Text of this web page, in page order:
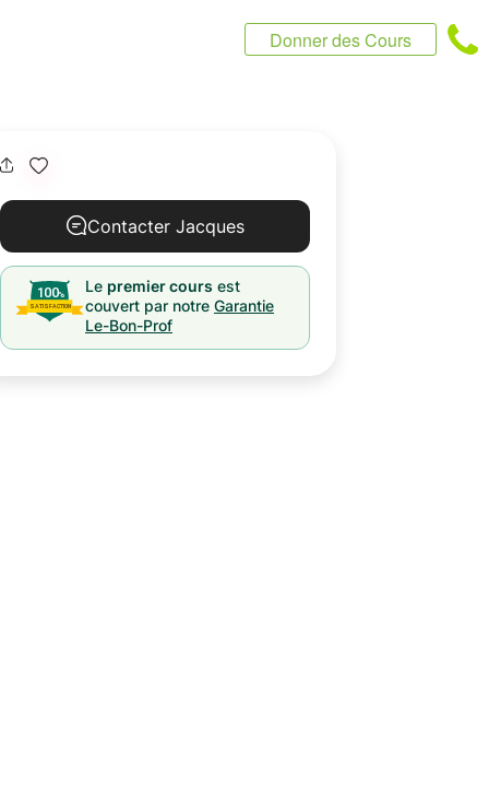
Donner des Cours
Contacter Jacques
Le premier cours est
couvert par notre Garantie
Le-Bon-Prof